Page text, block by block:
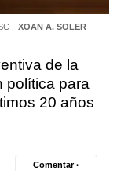
XOAN A. SOLER
de la
política para
20 años
Comentar ·